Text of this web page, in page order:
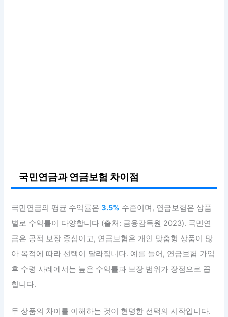
국민연금과 연금보험 차이점
국민연금의 평균 수익률은3.5% 수준이며, 연금보험은 상품
별로 수익률이 다양합니다 (출처: 금융감독원 2023). 국민연
금은 공적 보장 중심이고, 연금보험은 개인 맞춤형 상품이 많
아 목적에 따라 선택이 달라집니다. 예를 들어, 연금보험 가입
후 수령 사례에서는 높은 수익률과 보장 범위가 장점으로 꼽
힙니다.
두 상품의 차이를 이해하는 것이 현명한 선택의 시작입니다.